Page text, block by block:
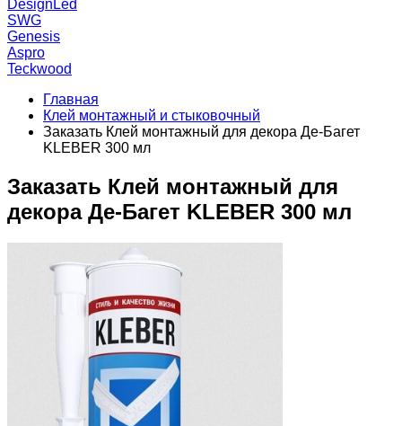
DesignLed
SWG
Genesis
Aspro
Teckwood
Главная
Клей монтажный и стыковочный
Заказать Клей монтажный для декора Де-Багет
KLEBER 300 мл
Заказать Клей монтажный для
декора Де-Багет KLEBER 300 мл